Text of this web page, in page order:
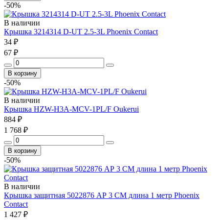
-50%
В наличии
Крышка 3214314 D-UT 2.5-3L Phoenix Contact
34 ₽
67 ₽
В корзину
-50%
В наличии
Крышка HZW-H3A-MCV-1PL/F Oukerui
884 ₽
1 768 ₽
В корзину
-50%
В наличии
Крышка защитная 5022876 АР 3 СМ длина 1 метр Phoenix
Contact
1 427 ₽